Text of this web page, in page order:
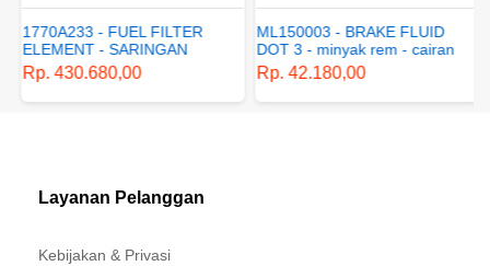
1770A233 - FUEL FILTER
ELEMENT - SARINGAN
BAHAN BAKAR - SARINGAN
SOLAR - MITSUBISHI -
PAJERO
Rp. 430.680,00
ML150003 - BRAKE FLUID
DOT 3 - minyak rem - cairan
rem - mitsubishi - genuine -
xpander - pajero - mirage -
triton
Rp. 42.180,00
Layanan Pelanggan
Kebijakan & Privasi